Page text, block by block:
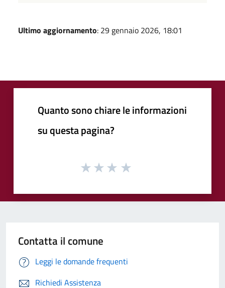
Ultimo aggiornamento: 29 gennaio 2026, 18:01
Quanto sono chiare le informazioni
su questa pagina?
Contatta il comune
Leggi le domande frequenti
Richiedi Assistenza